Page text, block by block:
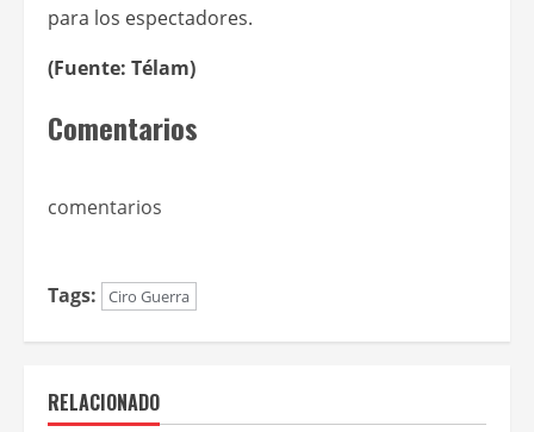
para los espectadores.
(Fuente: Télam)
Comentarios
comentarios
Tags: Ciro Guerra
RELACIONADO